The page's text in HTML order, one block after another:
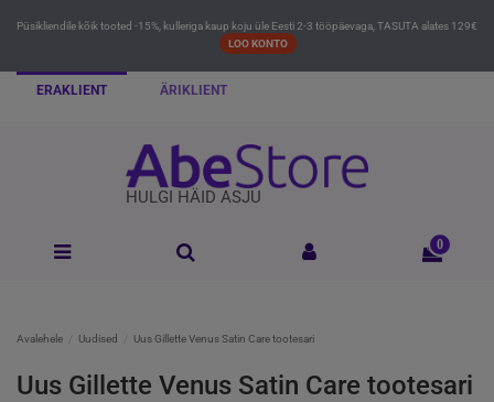
Püsikliendile kõik tooted -15%, kulleriga kaup koju üle Eesti 2-3 tööpäevaga, TASUTA alates 129€
LOO KONTO
ERAKLIENT ÄRIKLIENT
HULGI HÄID ASJU
0
Avalehele Uudised Uus Gillette Venus Satin Care tootesari
Uus Gillette Venus Satin Care tootesari